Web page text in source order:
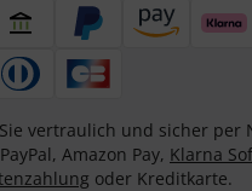
vertraulich und sicher per
Amazon Pay, Klarna
oder Kreditkarte.